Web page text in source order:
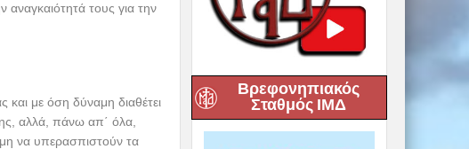
αναγκαιότητά τους για την
και με όση δύναμη διαθέτει
αλλά, πάνω απ΄ όλα,
να υπερασπιστούν τα
Βρεφονηπιακός
Σταθμός ΙΜΔ